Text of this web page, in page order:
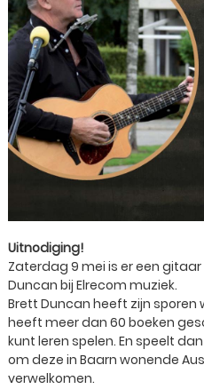
Uitnodiging!
Zaterdag 9 mei is er een
Duncan bij Elrecom muziek.
Brett Duncan heeft zijn sporen
heeft meer dan 60 boeken
kunt leren spelen. En speelt
om deze in Baarn wonende
verwelkomen.